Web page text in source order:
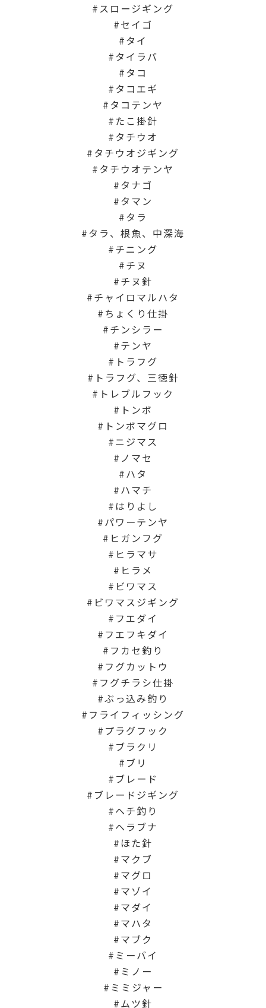
スロージギング
セイゴ
タイ
タイラバ
タコ
タコエギ
タコテンヤ
たこ掛針
タチウオ
タチウオジギング
タチウオテンヤ
タナゴ
タマン
タラ
タラ、根魚、中深海
チニング
チヌ
チヌ針
チャイロマルハタ
ちょくり仕掛
チンシラー
テンヤ
トラフグ
トラフグ、三徳針
トレブルフック
トンボ
トンボマグロ
ニジマス
ノマセ
ハタ
ハマチ
はりよし
パワーテンヤ
ヒガンフグ
ヒラマサ
ヒラメ
ビワマス
ビワマスジギング
フエダイ
フエフキダイ
フカセ釣り
フグカットウ
フグチラシ仕掛
ぶっ込み釣り
フライフィッシング
プラグフック
ブラクリ
ブリ
ブレード
ブレードジギング
ヘチ釣り
ヘラブナ
ほた針
マクブ
マグロ
マゾイ
マダイ
マハタ
マブク
ミーバイ
ミノー
ミミジャー
ムツ針